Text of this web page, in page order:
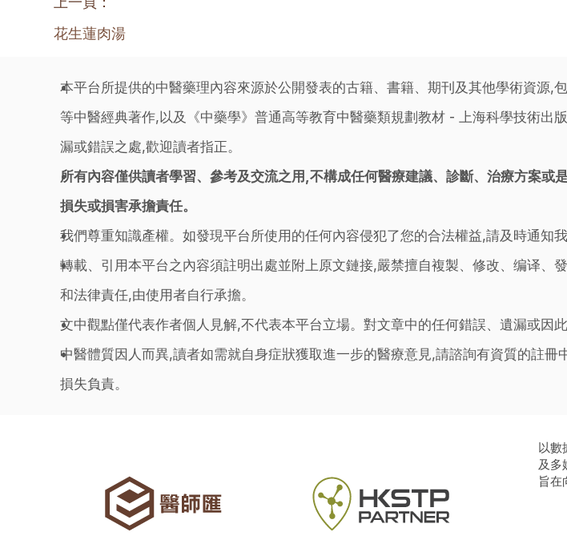
花生蓮肉湯
本平台所提供的中醫藥理內容來源於公開發表的古籍、書籍、期刊及其他學術資源,
等中醫經典著作,以及《中藥學》普通高等教育中醫藥類規劃教材 - 上海科學技術
漏或錯誤之處,歡迎讀者指正。
所有內容僅供讀者學習、參考及交流之用,不構成任何醫療建議、診斷、治療方案
損失或損害承擔責任。
我們尊重知識產權。如發現平台所使用的任何內容侵犯了您的合法權益,請及時通知
轉載、引用本平台之內容須註明出處並附上原文鏈接,嚴禁擅自複製、修改、编译
和法律責任,由使用者自行承擔。
文中觀點僅代表作者個人見解,不代表本平台立場。對文章中的任何錯誤、遺漏或因
中醫體質因人而異,讀者如需就自身症狀獲取進一步的醫療意見,請諮詢有資質的註
損失負責。
以數
及多
旨在